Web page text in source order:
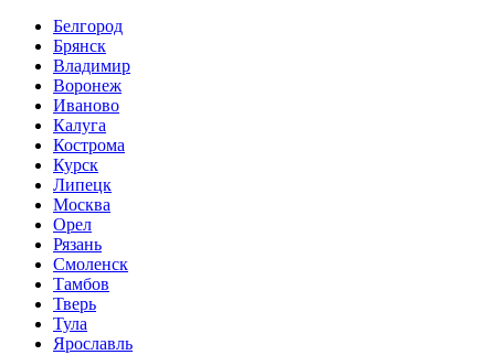
Белгород
Брянск
Владимир
Воронеж
Иваново
Калуга
Кострома
Курск
Липецк
Москва
Орел
Рязань
Смоленск
Тамбов
Тверь
Тула
Ярославль